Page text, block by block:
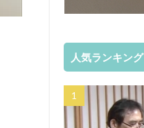
人気ランキング